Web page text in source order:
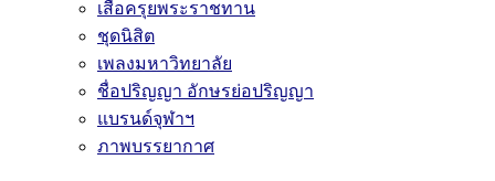
เสื้อครุยพระราชทาน
ชุดนิสิต
เพลงมหาวิทยาลัย
ชื่อปริญญา อักษรย่อปริญญา
แบรนด์จุฬาฯ
ภาพบรรยากาศ